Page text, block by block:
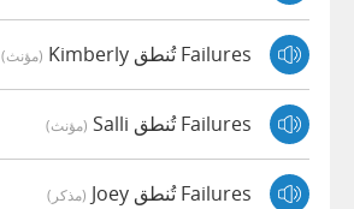
Failures تُنطق Kimberly (مؤنث)
Failures تُنطق Salli (مؤنث)
Failures تُنطق Joey (مذكر)